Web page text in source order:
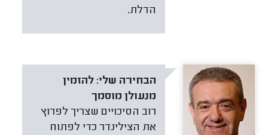
הדלת.
הבחירה שלי: להזמין
מנעולן מוסמך
רוב הסיכויים שצריך לפרוץ
את הצילינדר כדי לפתוח